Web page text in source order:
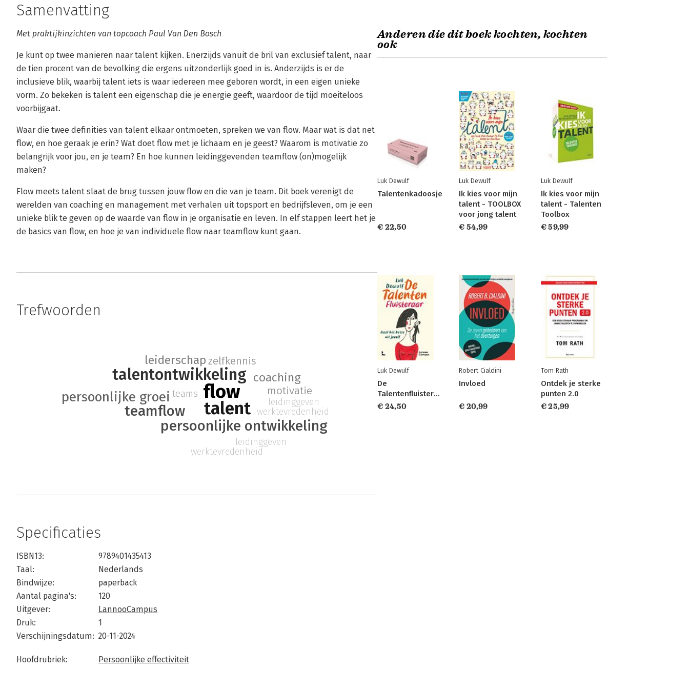
Samenvatting
Met praktijkinzichten van topcoach Paul Van Den Bosch
Je kunt op twee manieren naar talent kijken. Enerzijds vanuit de bril van exclusief talent, naar
de tien procent van de bevolking die ergens uitzonderlijk goed in is. Anderzijds is er de
inclusieve blik, waarbij talent iets is waar iedereen mee geboren wordt, in een eigen unieke
vorm. Zo bekeken is talent een eigenschap die je energie geeft, waardoor de tijd moeiteloos
voorbijgaat.
Waar die twee definities van talent elkaar ontmoeten, spreken we van flow. Maar wat is dat net
flow, en hoe geraak je erin? Wat doet flow met je lichaam en je geest? Waarom is motivatie zo
belangrijk voor jou, en je team? En hoe kunnen leidinggevenden teamflow (on)mogelijk
maken?
Flow meets talent slaat de brug tussen jouw flow en die van je team. Dit boek verenigt de
werelden van coaching en management met verhalen uit topsport en bedrijfsleven, om je een
unieke blik te geven op de waarde van flow in je organisatie en leven. In elf stappen leert het je
de basics van flow, en hoe je van individuele flow naar teamflow kunt gaan.
Trefwoorden
flow
talent
talentontwikkeling
persoonlijke ontwikkeling
teamflow
persoonlijke groei
leiderschap
coaching
zelfkennis
motivatie
teams
leidinggeven
werktevredenheid
leidinggeven
werktevredenheid
Specificaties
ISBN13:
9789401435413
Taal:
Nederlands
Bindwijze:
paperback
Aantal pagina's:
120
Uitgever:
LannooCampus
Druk:
1
Verschijningsdatum: 20-11-2024
Hoofdrubriek: Persoonlijke effectiviteit
Anderen die dit boek kochten, kochten
ook
Luk Dewulf
Talentenkadoosje
€ 22,50
Luk Dewulf
Ik kies voor mijn
talent - TOOLBOX
voor jong talent
€ 54,99
Luk Dewulf
Ik kies voor mijn
talent - Talenten
Toolbox
€ 59,99
Luk Dewulf
De
Talentenfluisteraar
€ 24,50
Robert Cialdini
Invloed
€ 20,99
Tom Rath
Ontdek je sterke
punten 2.0
€ 25,99